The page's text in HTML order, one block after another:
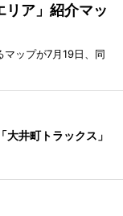
リア」紹介マッ
マップが7月19日、同
井町トラックス」